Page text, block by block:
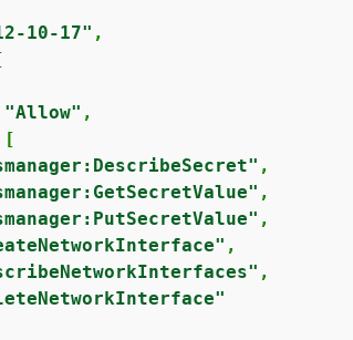
10-17" ,
"Allow" ,
[
,
,
,
,
,